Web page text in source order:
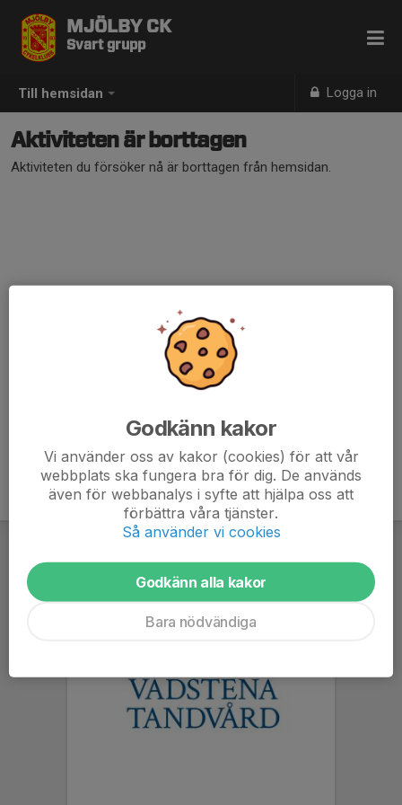
Till hemsidan Logga in
MJÖLBY CK
Svart grupp
Aktiviteten är borttagen
Aktiviteten du försöker nå är borttagen från hemsidan.
Godkänn kakor
Vi använder oss av kakor (cookies) för att vår
webbplats ska fungera bra för dig. De används
även för webbanalys i syfte att hjälpa oss att
förbättra våra tjänster.
Så använder vi cookies
Godkänn alla kakor
Bara nödvändiga